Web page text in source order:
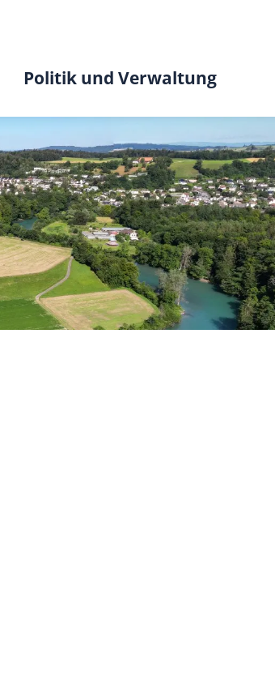
Politik und Verwaltung